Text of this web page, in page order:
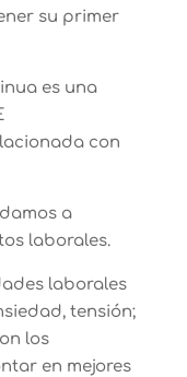
su primer
es una
con
a
laborales.
laborales
tensión;
los
en mejores